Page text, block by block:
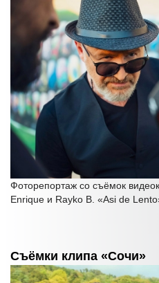
Фоторепортаж со съёмок
Enrique и Rayko B. «Asi de
Съёмки клипа «Сочи»